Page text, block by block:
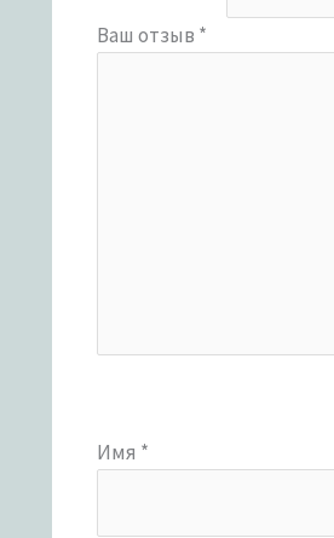
Ваш отзыв *
Имя *